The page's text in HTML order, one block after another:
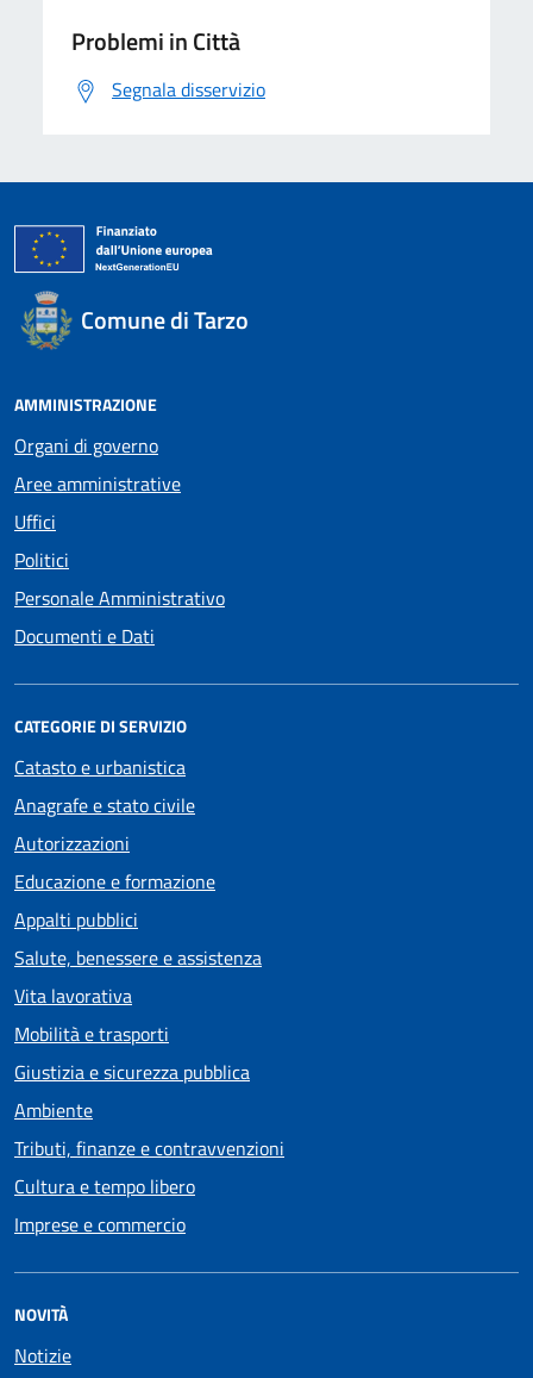
Problemi in Città
Segnala disservizio
Comune di Tarzo
AMMINISTRAZIONE
Organi di governo
Aree amministrative
Uffici
Politici
Personale Amministrativo
Documenti e Dati
CATEGORIE DI SERVIZIO
Catasto e urbanistica
Anagrafe e stato civile
Autorizzazioni
Educazione e formazione
Appalti pubblici
Salute, benessere e assistenza
Vita lavorativa
Mobilità e trasporti
Giustizia e sicurezza pubblica
Ambiente
Tributi, finanze e contravvenzioni
Cultura e tempo libero
Imprese e commercio
NOVITÀ
Notizie